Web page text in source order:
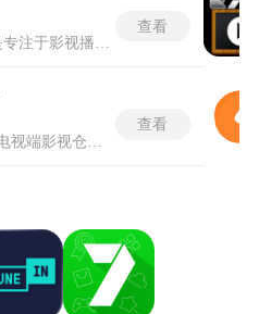
牛牛影视手机版是专注于影视播放的移动应用，整合全网优质影视资源，涵盖多种类型的影视内容。在使用时不需要在多个视频平台之间来回跳转，直接在搜索框输入片名就能匹配到相应的正片或剧集。对广告做了最大程度的清理，启动过程与播放中途基本不会遇到强制观看的商业推广。资源覆盖面比较广，包括院线新片、热播电视剧到较早的经典老剧、纪录片以及动漫番剧都有收录，每日更新频次稳定，新剧上线速度跟得很紧。牛牛影视无需复杂适配操作，安装后即可在手机端随时随地畅享各类影视内容，摆脱电脑端的场景限制。
查看
查看